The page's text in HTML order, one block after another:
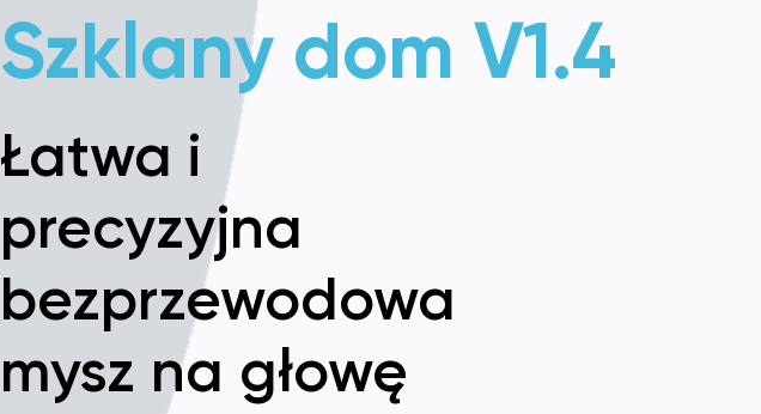
Szklany dom V1.4
Łatwa i
precyzyjna
bezprzewodowa
mysz na głowę